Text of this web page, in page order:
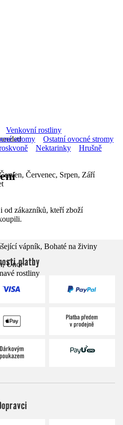
Červenec, Srpen, Září
vápník, Bohaté na živiny
Únor
rostliny
Venkovní rostliny
stromy
Ostatní ovocné stromy
Nektarinky
Hrušně
od zákazníků, kteří zboží
platby